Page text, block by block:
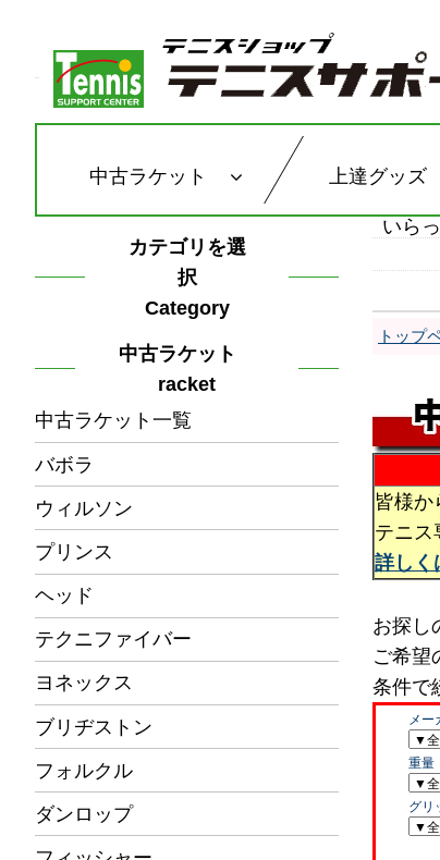
中古ラケット 上達グッズ
カテゴリを選
択
Category
中古ラケット
racket
中古ラケット一覧
バボラ
ウィルソン
プリンス
ヘッド
テクニファイバー
ヨネックス
ブリヂストン
フォルクル
ダンロップ
いら
トップ
皆様か
テニス
詳しく
お探し
ご希望
条件で